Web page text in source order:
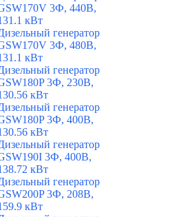
3Ф, 440В,
кВт
генератор
3Ф, 480В,
кВт
генератор
3Ф, 230В,
кВт
генератор
3Ф, 400В,
кВт
генератор
3Ф, 400В,
кВт
генератор
3Ф, 208В,
кВт